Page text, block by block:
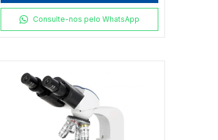
Consulte-nos pelo WhatsApp